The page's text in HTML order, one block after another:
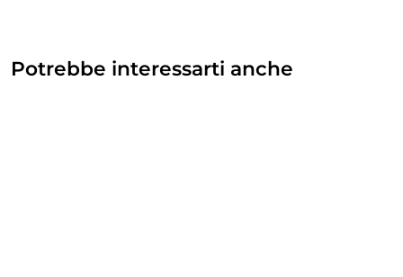
Potrebbe interessarti anche